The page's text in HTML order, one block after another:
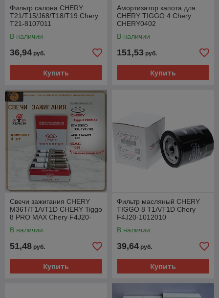
Фильтр салона CHERY
T21/T15/J68/T18/T19 Chery
T21-8107011
В наличии
36,94 руб.
Купить
Амортизатор капота для
CHERY TIGGO 4 Chery
CHERY0402
В наличии
151,53 руб.
Купить
Свечи зажигания CHERY
M36T/T1A/T1D CHERY Tiggo
8 PRO MAX Chery F4J20-
В наличии
51,48 руб.
Купить
Фильтр масляный CHERY
TIGGO 8 T1A/T1D Chery
F4J20-1012010
В наличии
39,64 руб.
Купить